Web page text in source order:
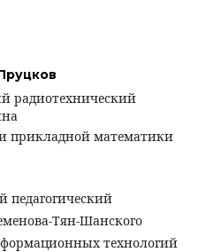
радиотехнический
прикладной математики
педагогический
Тян-Шанского
технологий